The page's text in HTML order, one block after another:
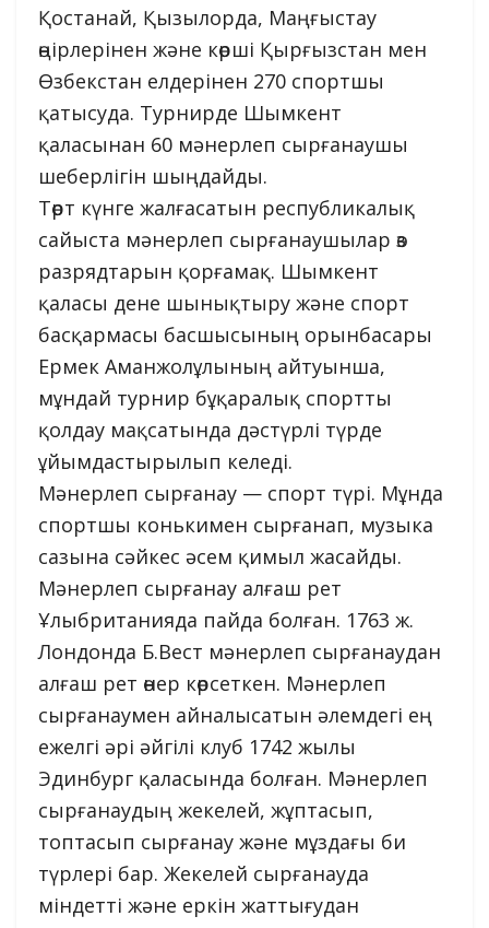
Қостанай, Қызылорда, Маңғыстау
өңірлерінен және көрші Қырғызстан мен
Өзбекстан елдерінен 270 спортшы
қатысуда. Турнирде Шымкент
қаласынан 60 мәнерлеп сырғанаушы
шеберлігін шыңдайды.
Төрт күнге жалғасатын республикалық
сайыста мәнерлеп сырғанаушылар өз
разрядтарын қорғамақ. Шымкент
қаласы дене шынықтыру және спорт
басқармасы басшысының орынбасары
Ермек Аманжолұлының айтуынша,
мұндай турнир бұқаралық спортты
қолдау мақсатында дәстүрлі түрде
ұйымдастырылып келеді.
Мәнерлеп сырғанау — спорт түрі. Мұнда
спортшы конькимен сырғанап, музыка
сазына сәйкес әсем қимыл жасайды.
Мәнерлеп сырғанау алғаш рет
Ұлыбританияда пайда болған. 1763 ж.
Лондонда Б.Вест мәнерлеп сырғанаудан
алғаш рет өнер көрсеткен. Мәнерлеп
сырғанаумен айналысатын әлемдегі ең
ежелгі әрі әйгілі клуб 1742 жылы
Эдинбург қаласында болған. Мәнерлеп
сырғанаудың жекелей, жұптасып,
топтасып сырғанау және мұздағы би
түрлері бар. Жекелей сырғанауда
міндетті және еркін жаттығудан